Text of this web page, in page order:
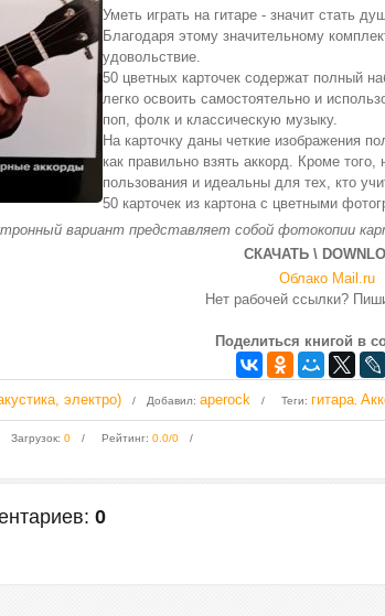
Уметь играть на гитаре - значит стать
Благодаря этому значительному
удовольствие.
50 цветных карточек содержат полный
легко освоить самостоятельно и
поп, фолк и классическую музыку.
На карточку даны четкие изображения
как правильно взять аккорд. Кроме
пользования и идеальны для тех, кто
50 карточек из картона с цветными
вариант представляет собой фотокопии
СКАЧАТЬ \
Облако Mail.ru
Нет рабочей ссылки?
Поделиться книгой в
электро) Добавил: aperock Теги: гитара
Загрузок: 0 Рейтинг: 0.0/0
: 0